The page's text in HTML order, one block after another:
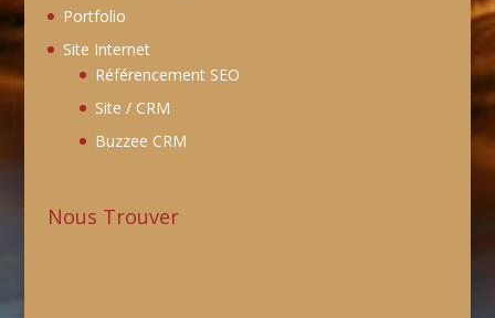
Portfolio
Site Internet
Référencement SEO
Site / CRM
Buzzee CRM
Nous Trouver